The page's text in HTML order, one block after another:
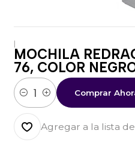
|
MOCHILA
76, COLOR
Cantidad
Comprar
Agregar a la lista